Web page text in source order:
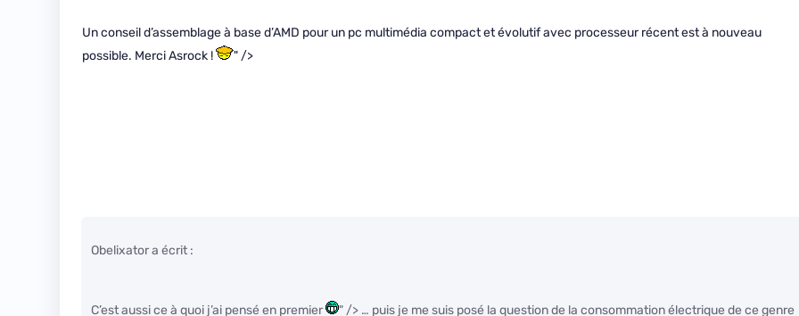
Un conseil d’assemblage à base d’AMD pour un pc multimédia compact et évolutif avec processeur récent est à nouveau
possible. Merci Asrock !
" />
Obelixator a écrit :
C’est aussi ce à quoi j’ai pensé en premier " /> … puis je me suis posé la question de la consommation électrique de ce genre